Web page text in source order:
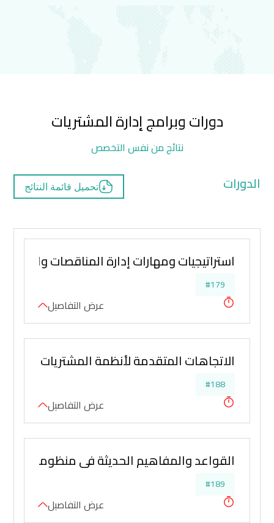
دورات وبرامج إدارة المشتريات
نتائج من نفس التخصص
الدورات تحميل قائمة النتائج
استراتيجيات ومهارات إدارة المناقصات
#179
عرض التفاصيل
الاتجاهات المتقدمة لأنظمة المشتريات
#188
عرض التفاصيل
القواعد والمفاهيم الحديثة في منظومة
#189
عرض التفاصيل